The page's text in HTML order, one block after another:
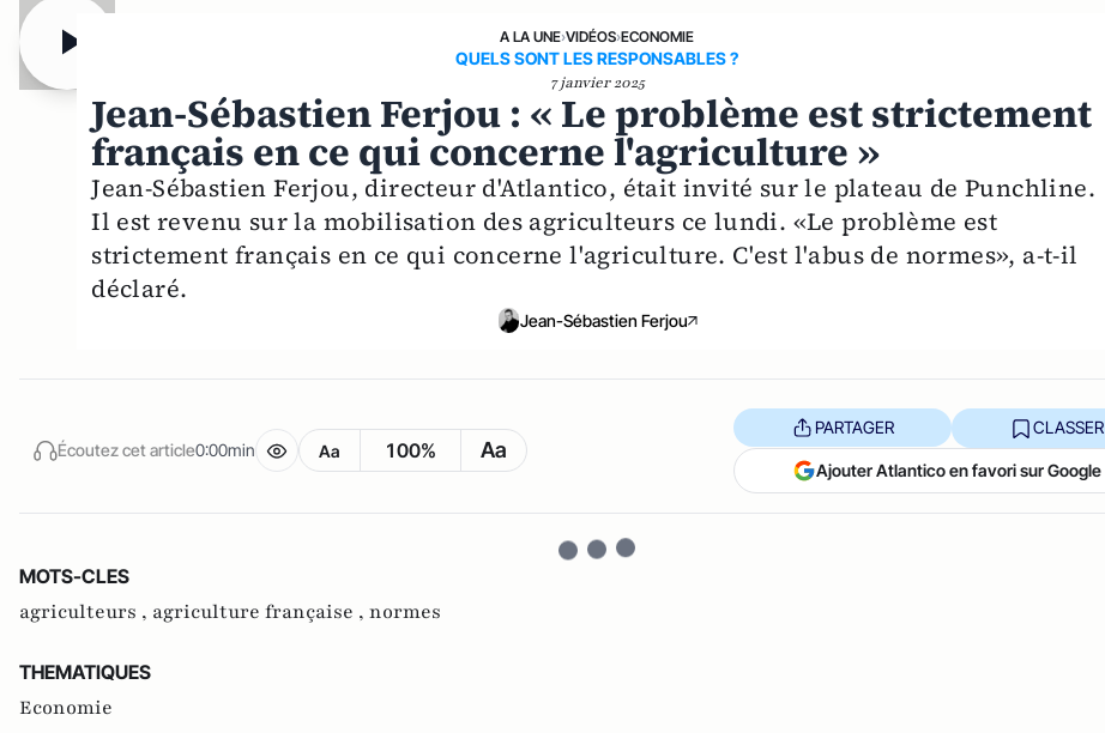
A LA UNE›VIDÉOS›ECONOMIE
QUELS SONT LES RESPONSABLES ?
7 janvier 2025
Jean-Sébastien Ferjou : « Le problème est strictement
français en ce qui concerne l'agriculture »
Jean-Sébastien Ferjou, directeur d'Atlantico, était invité sur le plateau de Punchline.
Il est revenu sur la mobilisation des agriculteurs ce lundi. «Le problème est
strictement français en ce qui concerne l'agriculture. C'est l'abus de normes», a-t-il
déclaré.
Jean-Sébastien Ferjou
Écoutez cet article0:00min Aa 100% Aa
PARTAGER CLASSER
Ajouter Atlantico en favori sur Google
MOTS-CLES
agriculteurs , agriculture française , normes
THEMATIQUES
Economie